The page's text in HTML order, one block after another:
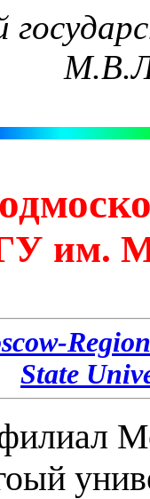
им.
State